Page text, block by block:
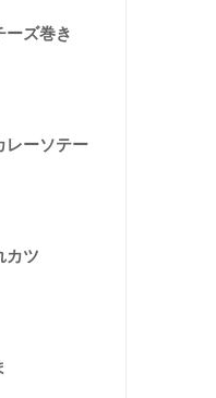
ーズ巻き
レーソテー
カツ